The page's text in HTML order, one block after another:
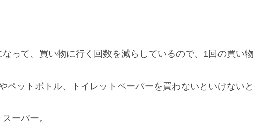
って、買い物に行く回数を減らしているので、1回の買い物
ペットボトル、トイレットペーパーを買わないといけないと
ーパー。